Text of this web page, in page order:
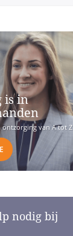
is in
van A tot Z
nodig bij